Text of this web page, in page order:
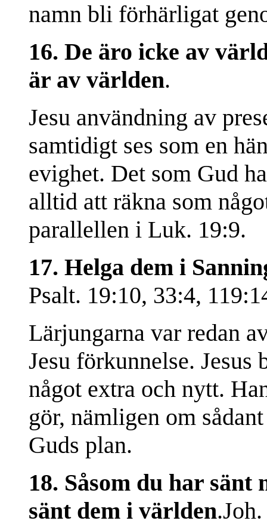
namn bli förhärligat
16. De äro icke av
är av världen.
Jesu användning av
samtidigt ses som en
evighet. Det som Gud
alltid att räkna som
parallellen i Luk. 19:9.
17. Helga dem i
Psalt. 19:10, 33:4,
Lärjungarna var redan
Jesu förkunnelse. Jesus
något extra och nytt.
gör, nämligen om
Guds plan.
18. Såsom du har
sänt dem i världen